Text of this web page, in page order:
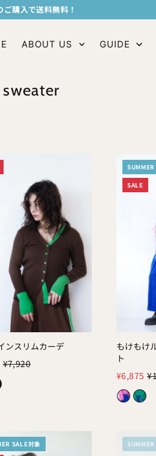
購入で送料無料！
ABOUT US GUIDE
ンスリムカーデ
¥7,920
SALE
Color:
もけもけ
ト
¥6,875
SALE対象